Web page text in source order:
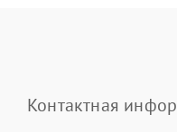
Контактная